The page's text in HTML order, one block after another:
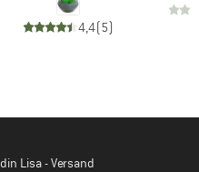
4,4(5)
Lisa - Versand